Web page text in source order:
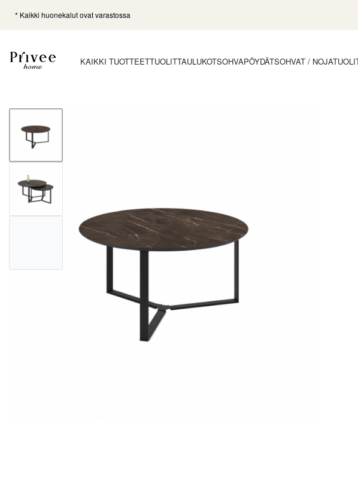
* Kaikki huonekalut ovat varastossa
KAIKKI TUOTTEETTUOLITTAULUKOTSOHVAPÖYDÄTSOHVAT /